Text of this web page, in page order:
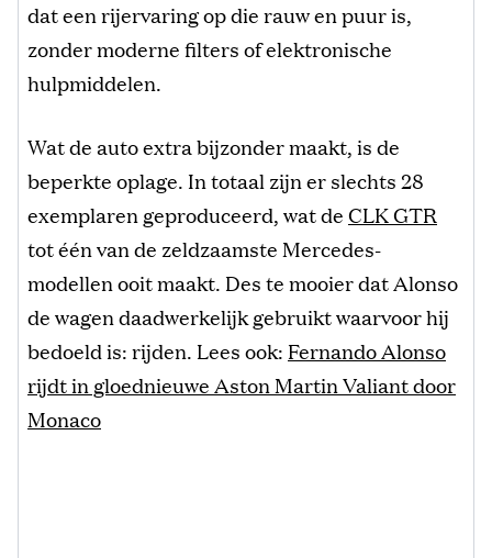
dat een rijervaring op die rauw en puur is,
zonder moderne filters of elektronische
hulpmiddelen.
Wat de auto extra bijzonder maakt, is de
beperkte oplage. In totaal zijn er slechts 28
exemplaren geproduceerd, wat deCLK GTR
tot één van de zeldzaamste Mercedes-
modellen ooit maakt. Des te mooier dat Alonso
de wagen daadwerkelijk gebruikt waarvoor hij
bedoeld is: rijden. Lees ook: Fernando Alonso
rijdt in gloednieuwe Aston Martin Valiant door
Monaco